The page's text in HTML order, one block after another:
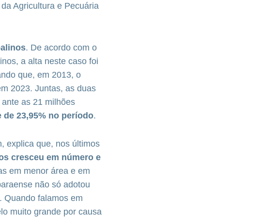
Agricultura e Pecuária
. De acordo com o
a alta neste caso foi
que, em 2013, o
2023. Juntas, as duas
as 21 milhões
de 23,95% no período.
explica que, nos últimos
cresceu em número e
em menor área e em
não só adotou
Quando falamos em
muito grande por causa